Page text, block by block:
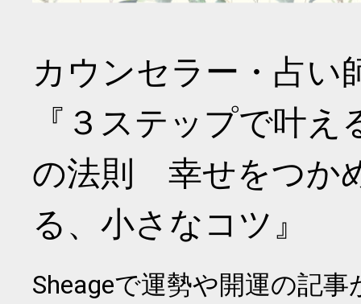
カウンセラー・占い
『３ステップで叶
の法則 幸せをつか
る、小さなコツ』
Sheageで運勢や開運の記